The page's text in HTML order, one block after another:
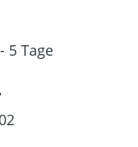
5 Tage